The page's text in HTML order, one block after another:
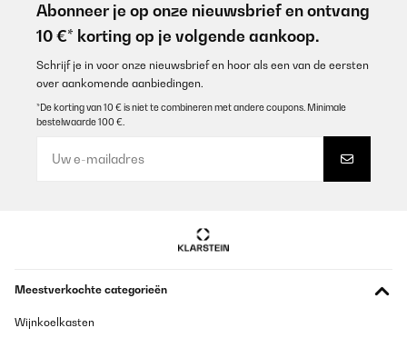
Abonneer je op onze nieuwsbrief en ontvang
10 €* korting op je volgende aankoop.
Schrijf je in voor onze nieuwsbrief en hoor als een van de eersten
over aankomende aanbiedingen.
*De korting van 10 € is niet te combineren met andere coupons. Minimale
bestelwaarde 100 €.
Meestverkochte categorieën
Wijnkoelkasten